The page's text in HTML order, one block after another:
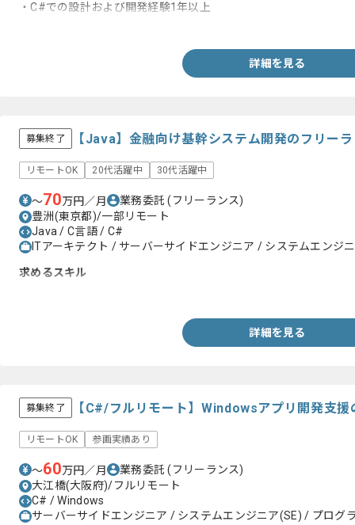
・C#での設計および開発経験1年以上
詳細を見る
募集終了 【Java】金融向け基幹システム開発のフリー
リモートOK 20代活躍中 30代活躍中
〜70万円／月 業務委託(フリーランス)
豊洲(東京都)/一部リモート
Java / C言語 / C#
ITアーキテクト / サーバーサイドエンジニア / システムエンジ
求めるスキル
詳細を見る
募集終了 【C#/フルリモート】Windowsアプリ開発支
リモートOK 参画実績あり
〜60万円／月 業務委託(フリーランス)
大江橋(大阪府)/フルリモート
C# / Windows
サーバーサイドエンジニア / システムエンジニア(SE) / プログ